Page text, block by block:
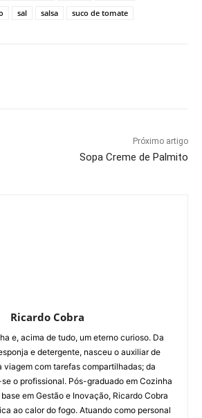
sal salsa suco de tomate
Próximo artigo
Sopa Creme de Palmito
Ricardo Cobra
e, acima de tudo, um eterno curioso. Da
e detergente, nasceu o auxiliar de
viagem com tarefas compartilhadas; da
o profissional. Pós-graduado em Cozinha
em Gestão e Inovação, Ricardo Cobra
ao calor do fogo. Atuando como personal